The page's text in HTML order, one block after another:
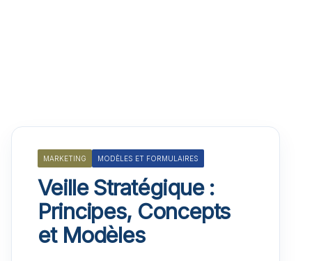
MARKETING MODÈLES ET FORMULAIRES
Veille Stratégique :
Principes, Concepts
et Modèles